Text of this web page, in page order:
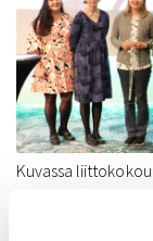
Kuvassa